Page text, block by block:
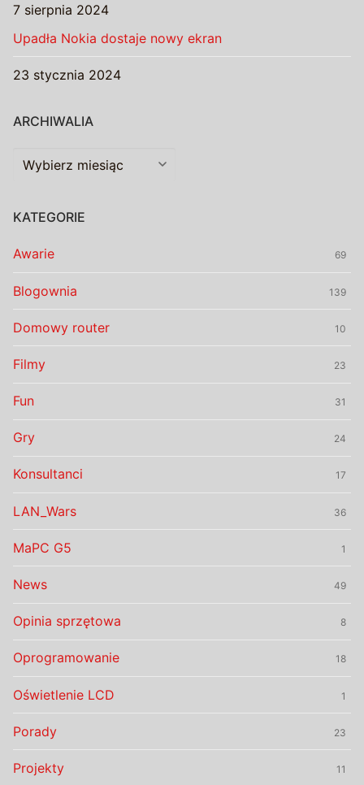
7 sierpnia 2024
Upadła Nokia dostaje nowy ekran
23 stycznia 2024
ARCHIWALIA
Archiwalia
KATEGORIE
Awarie 69
Blogownia 139
Domowy router 10
Filmy 23
Fun 31
Gry 24
Konsultanci 17
LAN_Wars 36
MaPC G5 1
News 49
Opinia sprzętowa 8
Oprogramowanie 18
Oświetlenie LCD 1
Porady 23
Projekty 11